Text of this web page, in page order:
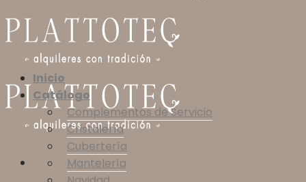
Inicio
Catálogo
Complementos de Servicio
Cristalería
Cubertería
Mantelería